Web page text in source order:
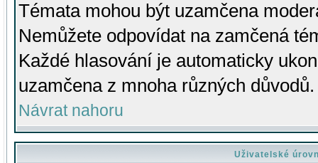
Témata mohou být uzamčena
Nemůžete odpovídat na zamčená
Každé hlasování je automaticky
uzamčena z mnoha různých důvodů.
Návrat nahoru
Uživatelské